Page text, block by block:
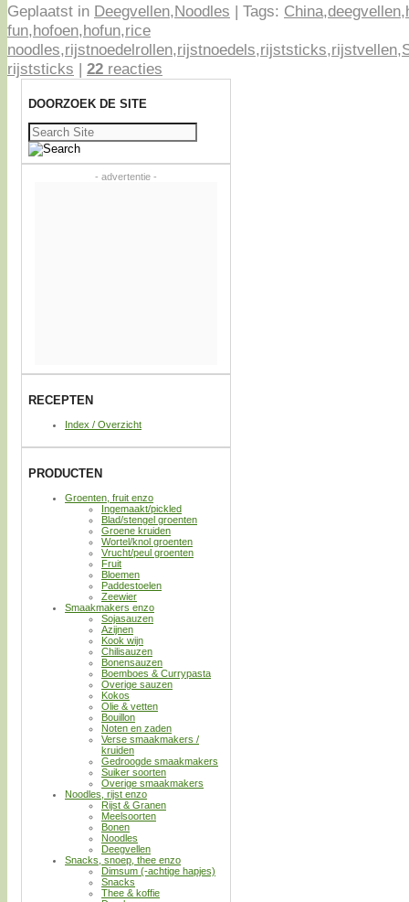
Geplaatst in Deegvellen,Noodles | Tags: China,deegvellen,
fun,hofoen,hofun,rice
noodles,rijstnoedelrollen,rijstnoedels,rijststicks,rijstvellen,
rijststicks | 22 reacties
DOORZOEK DE SITE
Zoeken
naar:
- advertentie -
RECEPTEN
Index / Overzicht
PRODUCTEN
Groenten, fruit enzo
Ingemaakt/pickled
Blad/stengel groenten
Groene kruiden
Wortel/knol groenten
Vrucht/peul groenten
Fruit
Bloemen
Paddestoelen
Zeewier
Smaakmakers enzo
Sojasauzen
Azijnen
Kook wijn
Chilisauzen
Bonensauzen
Boemboes & Currypasta
Overige sauzen
Kokos
Olie & vetten
Bouillon
Noten en zaden
Verse smaakmakers /
kruiden
Gedroogde smaakmakers
Suiker soorten
Overige smaakmakers
Noodles, rijst enzo
Rijst & Granen
Meelsoorten
Bonen
Noodles
Deegvellen
Snacks, snoep, thee enzo
Dimsum (-achtige hapjes)
Snacks
Thee & koffie